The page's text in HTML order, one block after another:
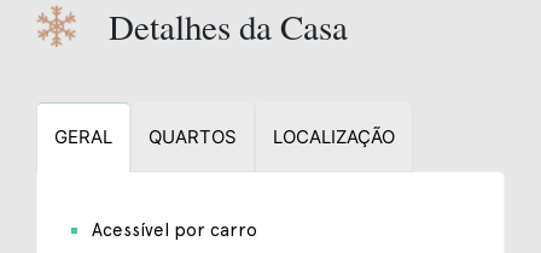
Detalhes da Casa
GERAL QUARTOS LOCALIZAÇÃO
Acessível por carro